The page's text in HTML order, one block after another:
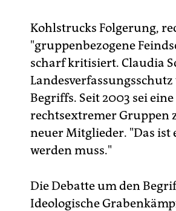
Kohlstrucks Folgerung,
"gruppenbezogene
scharf kritisiert. Claudia
Begriffs. Seit 2003 sei
rechtsextremer Gruppen
neuer Mitglieder. "Das
werden muss."
Die Debatte um den
Ideologische